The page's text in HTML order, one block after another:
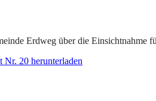
Erdweg über die Einsichtnahme
Nr. 20 herunterladen